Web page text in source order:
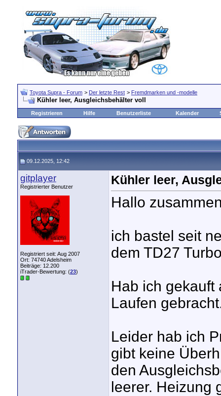
Toyota Supra - Forum > Der letzte Rest > Fremdmarken und -modelle
Kühler leer, Ausgleichsbehälter voll
Registrieren Hilfe Benutzerliste Kalender
09.12.2025, 12:42
gitplayer
Registrierter Benutzer
Registriert seit: Aug 2007
Ort: 74740 Adelsheim
Beiträge: 12.200
iTrader-Bewertung: (23)
Kühler leer,
Hallo
ich bastel seit
dem TD27
Hab ich gekauft
Laufen
Leider hab ich
gibt keine
den
leerer. Heizung